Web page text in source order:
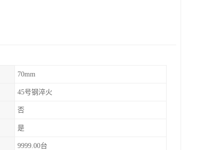
70mm
45号钢淬火
否
是
9999.00台